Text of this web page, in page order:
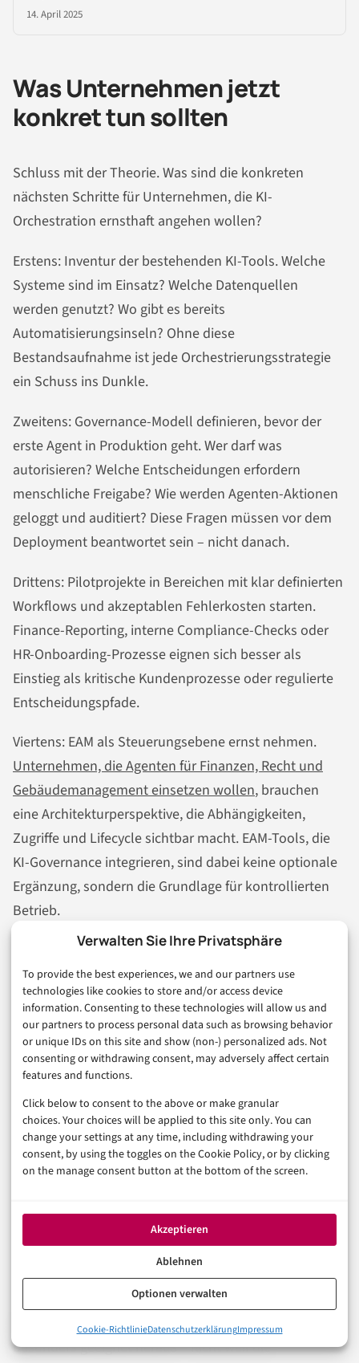
Verwalten Sie Ihre Privatsphäre
To provide the best experiences, we and our partners use
technologies like cookies to store and/or access device
information. Consenting to these technologies will allow us and
our partners to process personal data such as browsing behavior
or unique IDs on this site and show (non-) personalized ads. Not
consenting or withdrawing consent, may adversely affect certain
features and functions.
Click below to consent to the above or make granular
choices. Your choices will be applied to this site only. You can
change your settings at any time, including withdrawing your
consent, by using the toggles on the Cookie Policy, or by clicking
on the manage consent button at the bottom of the screen.
Akzeptieren
Ablehnen
Optionen verwalten
Cookie-RichtlinieDatenschutzerklärungImpressum
14. April 2025
Was Unternehmen jetzt
konkret tun sollten
Schluss mit der Theorie. Was sind die konkreten
nächsten Schritte für Unternehmen, die KI-
Orchestration ernsthaft angehen wollen?
Erstens: Inventur der bestehenden KI-Tools. Welche
Systeme sind im Einsatz? Welche Datenquellen
werden genutzt? Wo gibt es bereits
Automatisierungsinseln? Ohne diese
Bestandsaufnahme ist jede Orchestrierungsstrategie
ein Schuss ins Dunkle.
Zweitens: Governance-Modell definieren, bevor der
erste Agent in Produktion geht. Wer darf was
autorisieren? Welche Entscheidungen erfordern
menschliche Freigabe? Wie werden Agenten-Aktionen
geloggt und auditiert? Diese Fragen müssen vor dem
Deployment beantwortet sein – nicht danach.
Drittens: Pilotprojekte in Bereichen mit klar definierten
Workflows und akzeptablen Fehlerkosten starten.
Finance-Reporting, interne Compliance-Checks oder
HR-Onboarding-Prozesse eignen sich besser als
Einstieg als kritische Kundenprozesse oder regulierte
Entscheidungspfade.
Viertens: EAM als Steuerungsebene ernst nehmen.
Unternehmen, die Agenten für Finanzen, Recht und
Gebäudemanagement einsetzen wollen, brauchen
eine Architekturperspektive, die Abhängigkeiten,
Zugriffe und Lifecycle sichtbar macht. EAM-Tools, die
KI-Governance integrieren, sind dabei keine optionale
Ergänzung, sondern die Grundlage für kontrollierten
Betrieb.
Fünftens: Den Begriff „Agent-Flotte“ kritisch
hinterfragen, wenn er in Vendor-Pitches auftaucht. Was
genau wird orchestriert? Welche Governance-
Mechanismen sind eingebaut? Wie werden Fehler
erkannt und behandelt? Plattformen, die auf diese
Fragen keine konkreten Antworten liefern, verkaufen
Architektur-Vision – keine Produktreife.
Praxis-Szenarien: Wo KI-
greift
Abstrakte Architekturdebatten helfen wenig, wenn die
Frage lautet: Wo entsteht heute schon messbarer
Nutzen? Einige Bereiche kristallisieren sich als
besonders geeignet heraus – nicht weil die
Vom Dialogfeld zur Steuerungsinstanz